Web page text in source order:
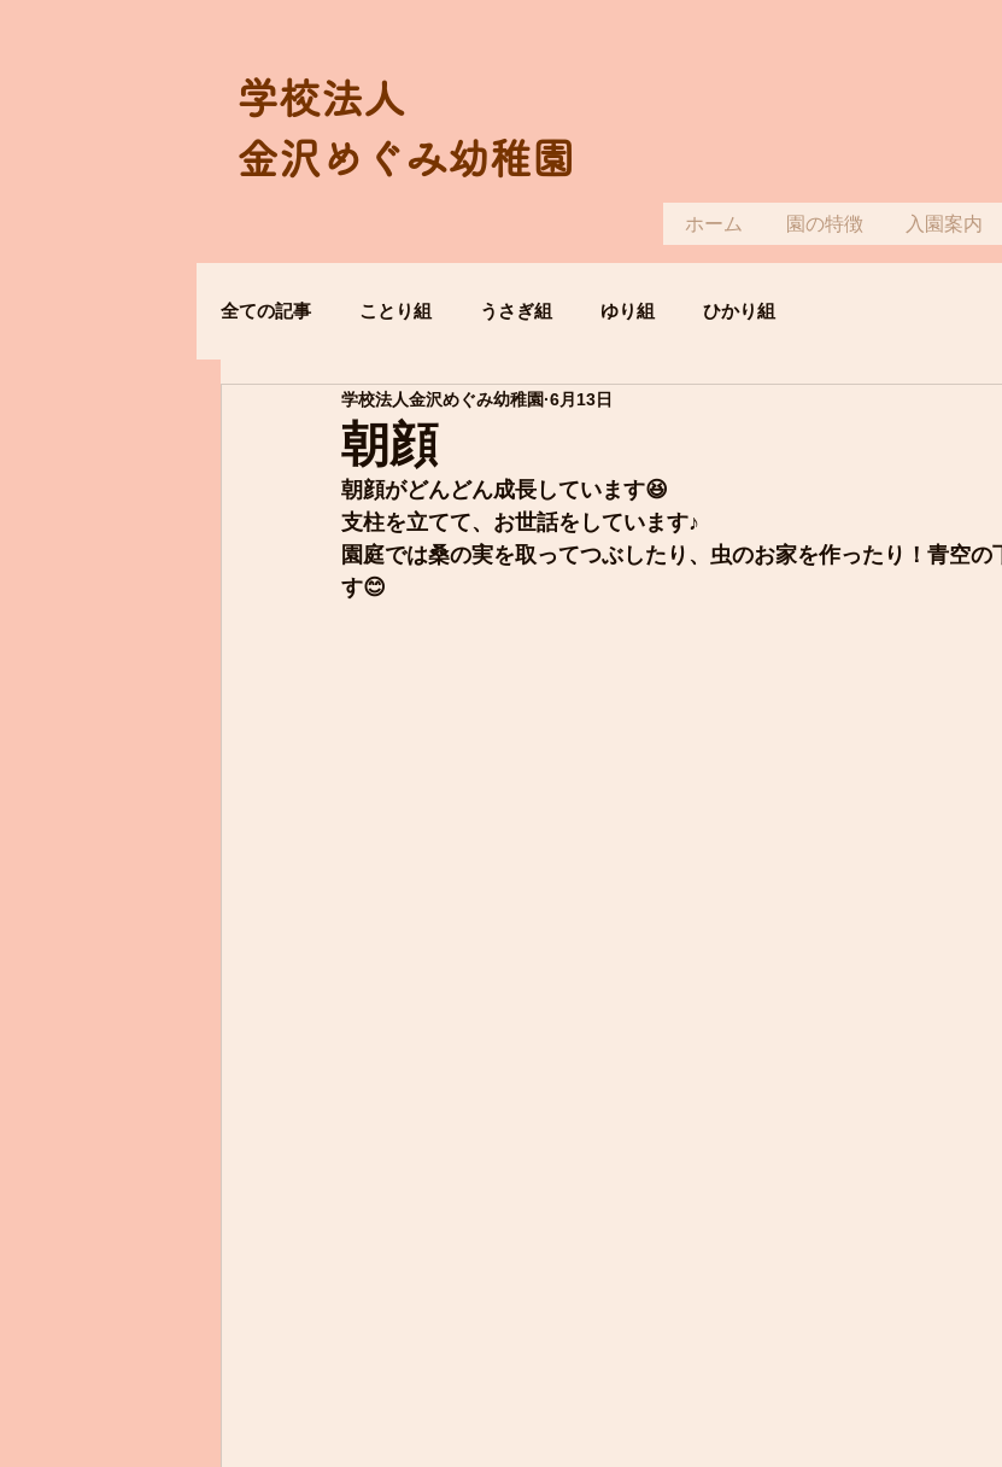
学校法人
金沢めぐみ幼稚園
ホーム 園の特徴 入園案内
全ての記事 ことり組 うさぎ組 ゆり組 ひかり組
朝顔
学校法人金沢めぐみ幼稚園 6月13日
朝顔がどんどん成長しています😆
支柱を立てて、お世話をしています♪
園庭では桑の実を取ってつぶしたり、虫のお家を作ったり！青空の
す😊